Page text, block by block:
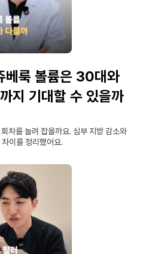
베룩 볼륨은 30대와
지 기대할 수 있을까
차를 늘려 잡을까요. 심부 지방 감소와
이를 정리했어요.